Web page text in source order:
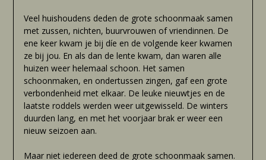
Veel huishoudens deden de grote schoonmaak samen
met zussen, nichten, buurvrouwen of vriendinnen. De
ene keer kwam je bij díe en de volgende keer kwamen
ze bij jou. En als dan de lente kwam, dan waren alle
huizen weer helemaal schoon. Het samen
schoonmaken, en ondertussen zingen, gaf een grote
verbondenheid met elkaar. De leuke nieuwtjes en de
laatste roddels werden weer uitgewisseld. De winters
duurden lang, en met het voorjaar brak er weer een
nieuw seizoen aan.
Maar niet iedereen deed de grote schoonmaak samen.